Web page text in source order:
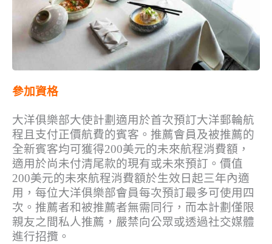
參加資格
大洋俱樂部大使計劃適用於首次預訂大洋郵輪航
程且支付正價航費的賓客。推薦會員及被推薦的
全新賓客均可獲得200美元的未來航程消費額，
適用於尚未付清尾款的現有或未來預訂。價值
200美元的未來航程消費額於生效日起三年內適
用，每位大洋俱樂部會員每次預訂最多可使用四
次。推薦者和被推薦者無需同行，而本計劃僅限
親友之間私人推薦，嚴禁向公眾或透過社交媒體
進行招攬。